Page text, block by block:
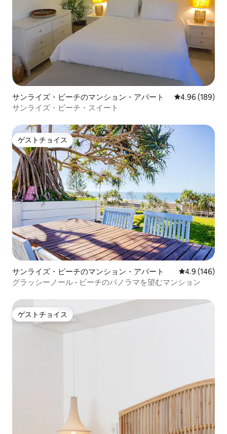
サンライズ・ビーチのマンション・アパート レビュー189
4.96 (189)
サンライズ・ビーチ・スイート
ゲストチョイス
ゲストチョイス
サンライズ・ビーチのマンション・アパート レビュー146
4.9 (146)
グラッシーノール - ビーチのパノラマを望むマンション
ゲストチョイス
ゲストチョイス